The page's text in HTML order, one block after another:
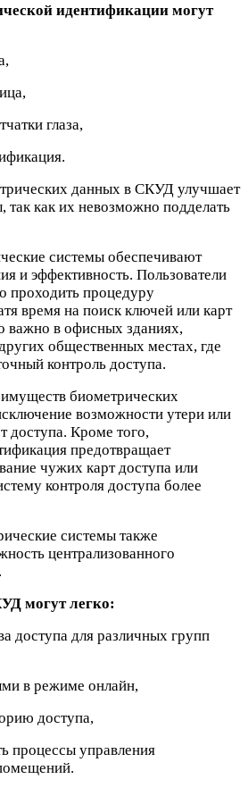
идентификации могут
глаза,
данных в СКУД улучшает
так как их невозможно подделать
системы обеспечивают
и эффективность. Пользователи
проходить процедуру
время на поиск ключей или карт
важно в офисных зданиях,
общественных местах, где
контроль доступа.
биометрических
возможности утери или
доступа. Кроме того,
предотвращает
чужих карт доступа или
контроля доступа более
системы также
централизованного
могут легко:
доступа для различных групп
в режиме онлайн,
доступа,
процессы управления